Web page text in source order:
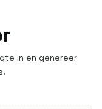
in en genereer